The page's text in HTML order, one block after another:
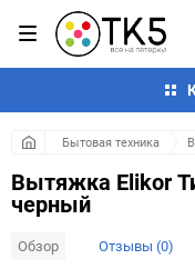
Бытовая техника
Вытяжка Elikor
черный
Обзор Отзывы (0)